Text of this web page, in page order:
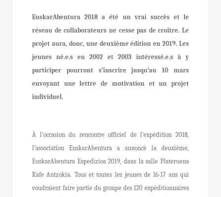
EuskarAbentura 2018 a été un vrai succès et le
réseau de collaborateurs ne cesse pas de croître. Le
projet aura, donc, une deuxième édition en 2019. Les
jeunes né.e.s en 2002 et 2003 intéressé.e.s à y
participer pourront s’inscrire jusqu’au 10 mars
envoyant une lettre de motivation et un projet
individuel.
À l’occasion du rencontre officiel de l’expédition 2018,
l’association EuskarAbentura a annoncé la deuxième,
EuskarAbentura Espedizioa 2019, dans la salle Plateruena
Kafe Antzokia. Tous et toutes les jeunes de 16-17 ans qui
voudraient faire partie du groupe des 120 expéditionnaires